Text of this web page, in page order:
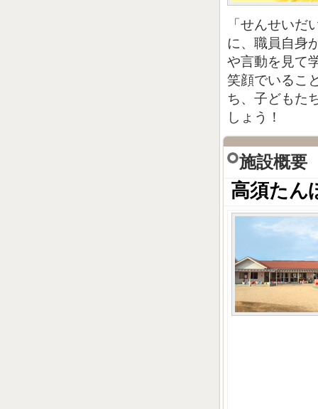
「せんせい
に、職員自身
や言動を見て
笑顔でいるこ
ち、子どもた
しょう！
施設概要
高須たん